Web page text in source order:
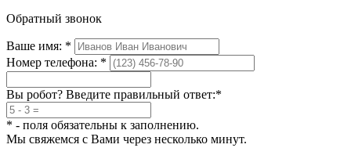
Обратный звонок
Ваше имя: *
Номер телефона: *
Вы робот? Введите правильный ответ:*
* - поля обязательны к заполнению.
Мы свяжемся с Вами через несколько минут.